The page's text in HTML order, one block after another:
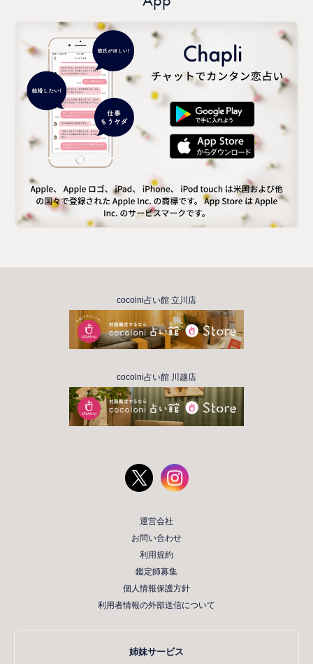
cocolni占い館 立川店
cocolni占い館 川越店
運営会社
お問い合わせ
利用規約
鑑定師募集
個人情報保護方針
利用者情報の外部送信について
姉妹サービス